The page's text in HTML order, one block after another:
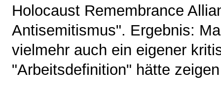
Holocaust Remembrance
Antisemitismus". Ergebnis:
vielmehr auch ein eigener
"Arbeitsdefinition" hätte